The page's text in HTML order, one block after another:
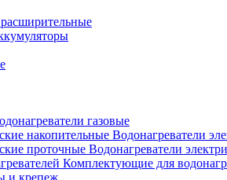
газовые
Водонагреватели
Водонагреватели
Комплектующие для
и крепеж